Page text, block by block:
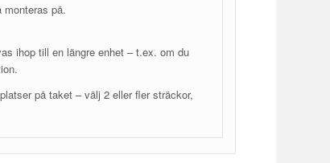
monteras på.
ihop till en längre enhet – t.ex. om du
på taket – välj 2 eller fler sträckor,